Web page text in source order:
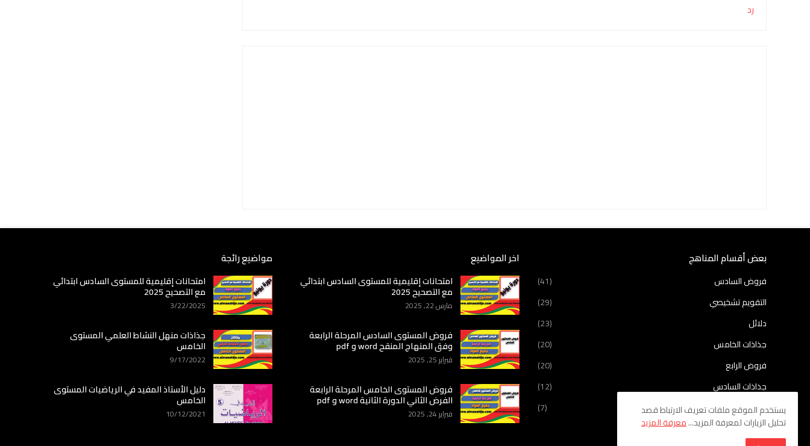
رد
بعض أقسام المناهج
فروض السادس
(41)
التقويم تشخيصي
(29)
دلائل
(23)
جذاذات الخامس
(20)
فروض الرابع
(20)
جذاذات السادس
(12)
مستجدات
(7)
اخر المواضيع
امتحانات إقليمية للمستوى السادس ابتدائي
مع التصحيح 2025
مارس 22, 2025
فروض المستوى السادس المرحلة الرابعة
وفق المنهاج المنقح word و pdf
فبراير 25, 2025
فروض المستوى الخامس المرحلة الرابعة
الفرض الثاني الدورة الثانية word و pdf
فبراير 24, 2025
مواضيع رائجة
امتحانات إقليمية للمستوى السادس ابتدائي
مع التصحيح 2025
3/22/2025
جذاذات منهل النشاط العلمي المستوى
الخامس
9/17/2022
دليل الأستاذ المفيد في الرياضيات المستوى
الخامس
10/12/2021
يستخدم الموقع ملفات تعريف الارتباط قصد
تحليل الزيارات لمعرفة المزيد...معرفة المزيد